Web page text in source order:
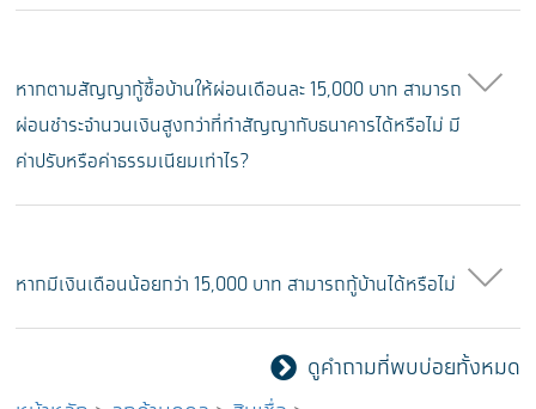
หากตามสัญญากู้ซื้อบ้านให้ผ่อนเดือนละ 15,000 บาท สามารถ
ผ่อนชำระจำนวนเงินสูงกว่าที่ทำสัญญากับธนาคารได้หรือไม่ มี
ค่าปรับหรือค่าธรรมเนียมเท่าไร?
หากมีเงินเดือนน้อยกว่า 15,000 บาท สามารถกู้บ้านได้หรือไม่
ดูคำถามที่พบบ่อยทั้งหมด